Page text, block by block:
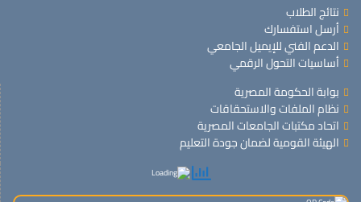
نتائج الطلاب
أرسل استفسارك
الدعم الفني للإيميل الجامعي
أساسيات التحول الرقمي
بوابة الحكومة المصرية
نظام الملفات والاستحقاقات
اتحاد مكتبات الجامعات المصرية
الهيئة القومية لضمان جودة التعليم